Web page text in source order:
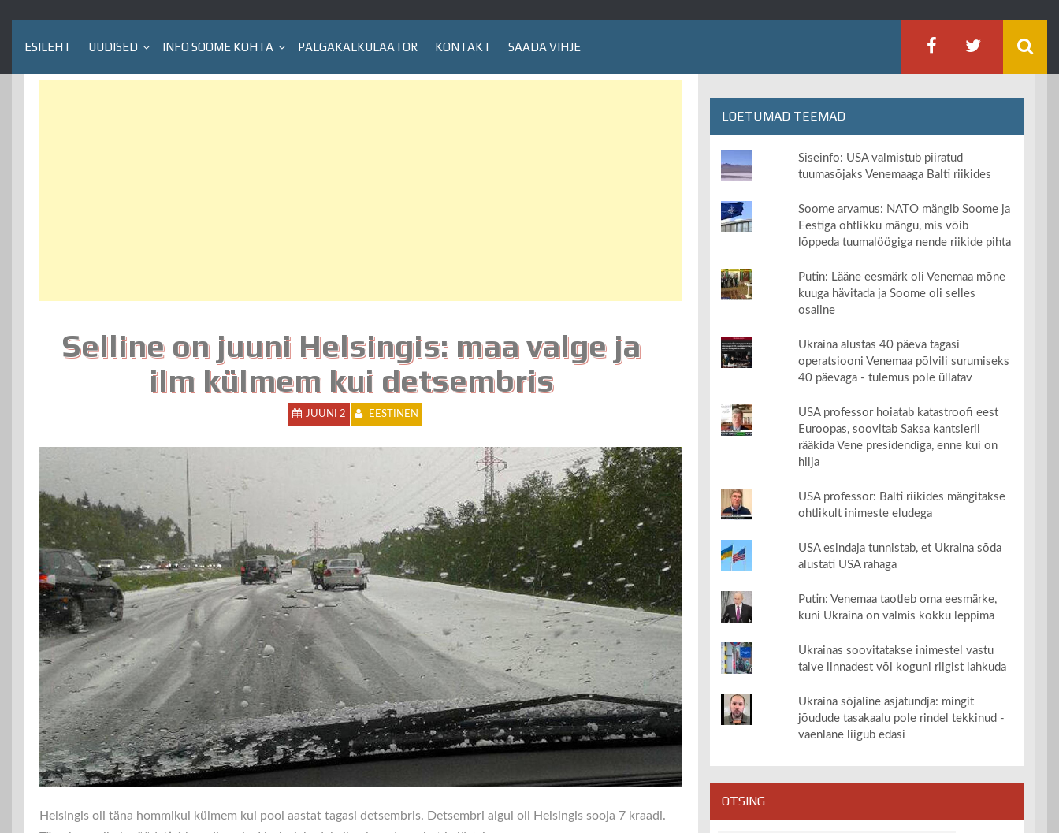
ESILEHT UUDISED INFO SOOME KOHTA PALGAKALKULAATOR KONTAKT SAADA VIHJE
Selline on juuni Helsingis: maa valge ja
ilm külmem kui detsembris
JUUNI 2 EESTINEN
Helsingis oli täna hommikul külmem kui pool aastat tagasi detsembris. Detsembri algul oli Helsingis sooja 7 kraadi.
LOETUMAD TEEMAD
Siseinfo: USA valmistub piiratud
tuumasõjaks Venemaaga Balti riikides
Soome arvamus: NATO mängib Soome ja
Eestiga ohtlikku mängu, mis võib
lõppeda tuumalöögiga nende riikide pihta
Putin: Lääne eesmärk oli Venemaa mõne
kuuga hävitada ja Soome oli selles
osaline
Ukraina alustas 40 päeva tagasi
operatsiooni Venemaa põlvili surumiseks
40 päevaga - tulemus pole üllatav
USA professor hoiatab katastroofi eest
Euroopas, soovitab Saksa kantsleril
rääkida Vene presidendiga, enne kui on
hilja
USA professor: Balti riikides mängitakse
ohtlikult inimeste eludega
USA esindaja tunnistab, et Ukraina sõda
alustati USA rahaga
Putin: Venemaa taotleb oma eesmärke,
kuni Ukraina on valmis kokku leppima
Ukrainas soovitatakse inimestel vastu
talve linnadest või koguni riigist lahkuda
Ukraina sõjaline asjatundja: mingit
jõudude tasakaalu pole rindel tekkinud -
vaenlane liigub edasi
OTSING